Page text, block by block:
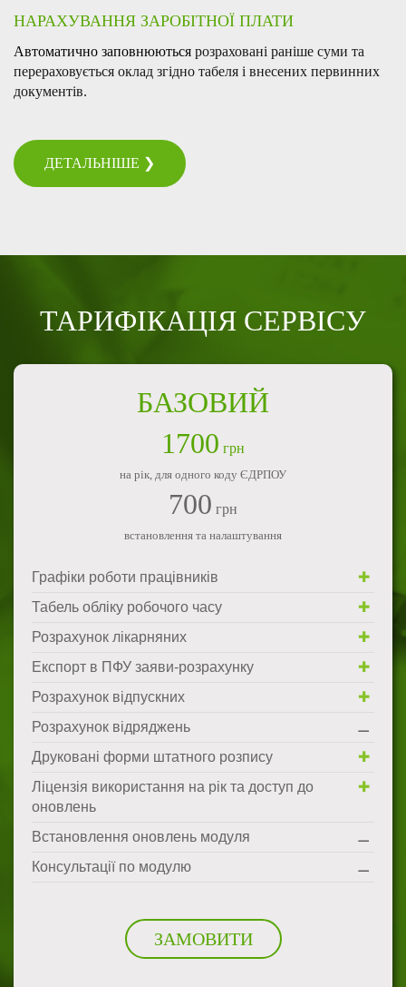
НАРАХУВАННЯ ЗАРОБІТНОЇ ПЛАТИ
Автоматично заповнюються розраховані раніше суми та
перераховується оклад згідно табеля і внесених первинних
документів.
ДЕТАЛЬНІШЕ ❯
ТАРИФІКАЦІЯ СЕРВІСУ
БАЗОВИЙ
1700 грн
на рік, для одного коду ЄДРПОУ
700 грн
встановлення та налаштування
Графіки роботи працівників
Табель обліку робочого часу
Розрахунок лікарняних
Експорт в ПФУ заяви-розрахунку
Розрахунок відпускних
Розрахунок відряджень
Друковані форми штатного розпису
Ліцензія використання на рік та доступ до
оновлень
Встановлення оновлень модуля
Консультації по модулю
ЗАМОВИТИ